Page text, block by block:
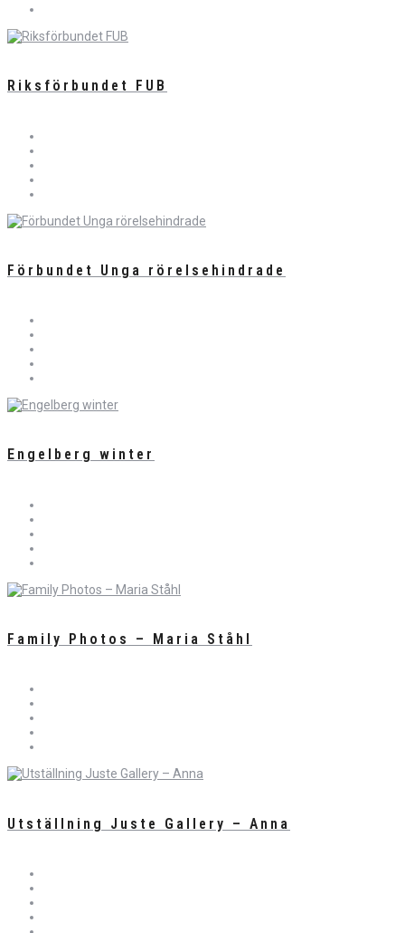
Riksförbundet FUB
Förbundet Unga rörelsehindrade
Engelberg winter
Family Photos – Maria Ståhl
Utställning Juste Gallery – Anna